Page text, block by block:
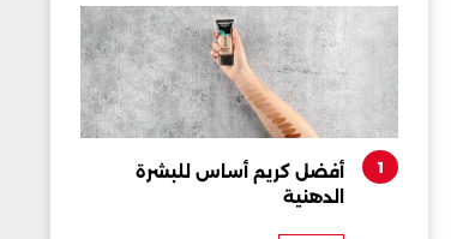
1
أفضل كريم أساس للبشرة
الدهنية